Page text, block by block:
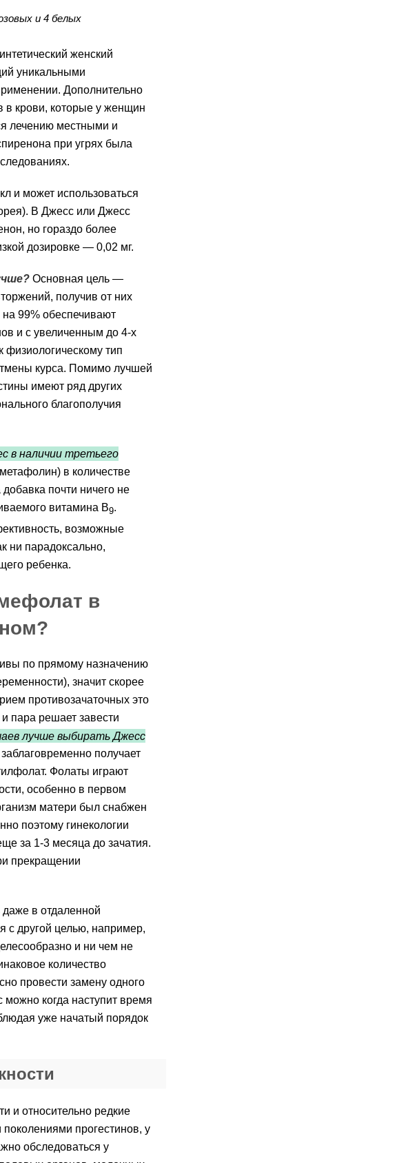
и 4 белых
женский
уникальными
Дополнительно
в крови, которые у женщин
лечению местными и
при угрях была
и может использоваться
В Джесс или Джесс
но гораздо более
дозировке — 0,02 мг.
Основная цель —
получив от них
99% обеспечивают
и с увеличенным до 4-х
тип
курса. Помимо лучшей
имеют ряд других
благополучия
в наличии третьего
в количестве
почти ничего не
витамина B9.
возможные
ни парадоксально,
ребенка.
в
по прямому назначению
значит скорее
противозачаточных это
пара решает завести
лучше выбирать Джесс
получает
Фолаты играют
особенно в первом
матери был снабжен
поэтому гинекологии
за 1-3 месяца до зачатия.
прекращении
даже в отдаленной
с другой целью, например,
и ни чем не
количество
провести замену одного
когда наступит время
уже начатый порядок
и относительно редкие
прогестинов, у
обследоваться у